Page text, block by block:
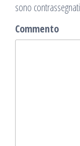
sono contrassegnati
Commento